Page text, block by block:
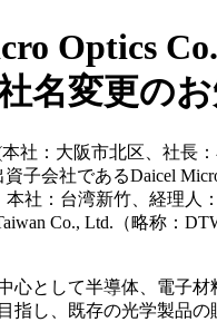
Optics
社名変更の
社：大阪市北区、社長：
子会社であるDaicel
社：台湾新竹、経理人
Co., Ltd.（略称：
心として半導体、電子材
指し、既存の光学製品の